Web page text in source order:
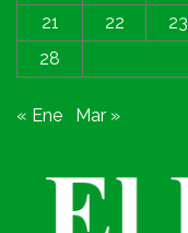
21
22 23
28
« Ene Mar »